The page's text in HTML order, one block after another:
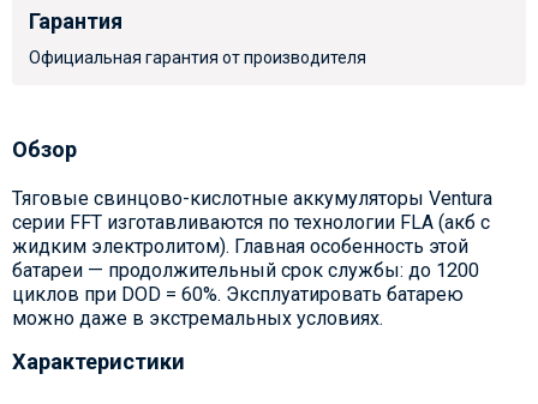
Гарантия
Официальная гарантия от производителя
Обзор
Тяговые свинцово-кислотные аккумуляторы Ventura
серии FFT изготавливаются по технологии FLA (акб с
жидким электролитом). Главная особенность этой
батареи — продолжительный срок службы: до 1200
циклов при DOD = 60%. Эксплуатировать батарею
можно даже в экстремальных условиях.
Характеристики